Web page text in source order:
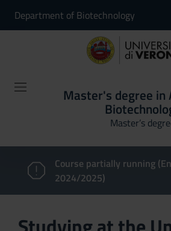
Department of Biotechnology
Master's degree in
Master’s
Course partially running
2024/2025)